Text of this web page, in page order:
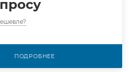
ПОДРОБНЕЕ